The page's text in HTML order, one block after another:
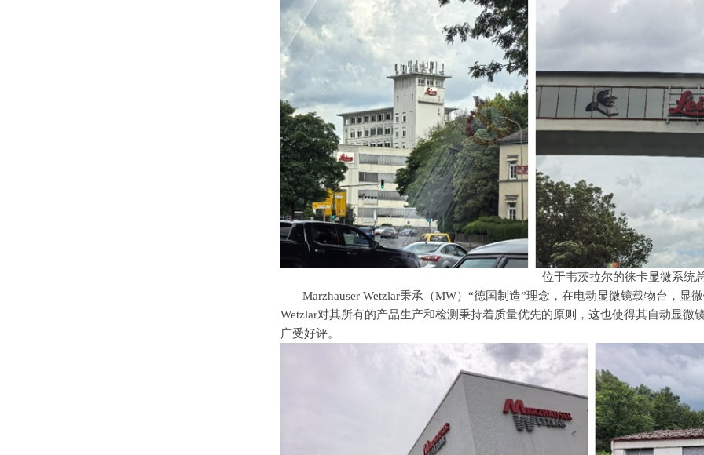
位于韦茨拉尔的徕卡显微系统
Marzhauser Wetzlar秉承（MW）“德国制造”理念，在电动显微镜载物台，显
Wetzlar对其所有的产品生产和检测秉持着质量优先的原则，这也使得其自动显微
广受好评。